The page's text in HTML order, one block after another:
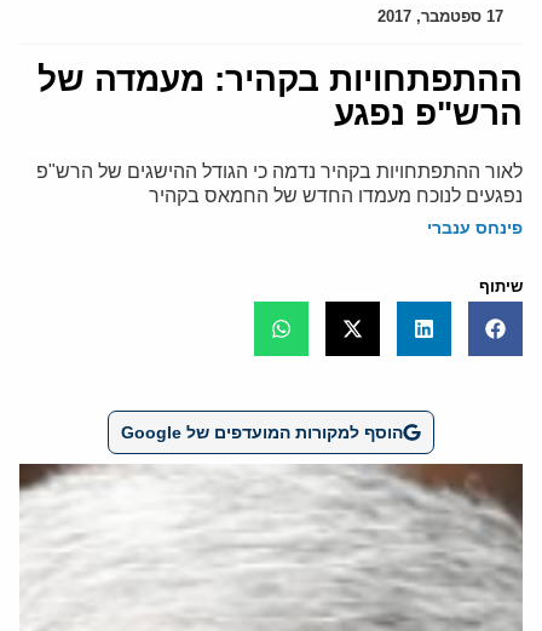
17 ספטמבר, 2017
ההתפתחויות בקהיר: מעמדה של
הרש"פ נפגע
לאור ההתפתחויות בקהיר נדמה כי הגודל ההישגים של הרש"פ
נפגעים לנוכח מעמדו החדש של החמאס בקהיר
פינחס ענברי
שיתוף
הוסף למקורות המועדפים של Google